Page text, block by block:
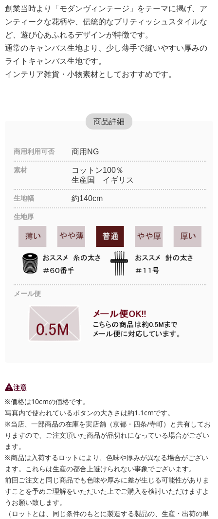
創業当時より「モダンヴィンテージ」をテーマに掲げ、ア
ンティークな花柄や、伝統的なブリティッシュスタイルな
ど、遊び心あふれるデザインが特徴です。
通常のキャンバス生地より、少し薄手で縫いやすい厚みの
ライトキャンバス生地です。
インテリア雑貨・小物素材としておすすめです。
商品詳細
商用利用可否 商用NG
素材
コットン100％
生産国 イギリス
生地幅 約140cm
生地厚
メール便
注意
※価格は10cmの価格です。
写真内で使われているボタンの大きさは約1.1cmです。
※当店、一部商品の在庫を実店舗（京都・四条/寺町）と共有してお
りますので、ご注文頂いた商品が品切れになっている場合がござい
ます。
※商品は入荷するロットにより、色味や厚みが異なる場合がござい
ます。これらは生産の都合上避けられない事象でございます。
前回ご注文と同じ商品でも色味や厚みに差が生じる可能性がありま
すことを予めご理解をいただいた上でご購入を検討いただけますよ
うお願い致します。
（ロットとは、同じ条件のもとに製造する製品の、生産・出荷の単